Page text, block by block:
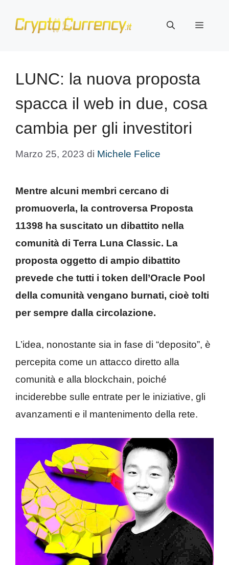
Menu
LUNC: la nuova proposta
spacca il web in due, cosa
cambia per gli investitori
Marzo 25, 2023 di Michele Felice
Mentre alcuni membri cercano di
promuoverla, la controversa Proposta
11398 ha suscitato un dibattito nella
comunità di Terra Luna Classic. La
proposta oggetto di ampio dibattito
prevede che tutti i token dell’Oracle Pool
della comunità vengano burnati, cioè tolti
per sempre dalla circolazione.
L’idea, nonostante sia in fase di “deposito”, è
percepita come un attacco diretto alla
comunità e alla blockchain, poiché
inciderebbe sulle entrate per le iniziative, gli
avanzamenti e il mantenimento della rete.